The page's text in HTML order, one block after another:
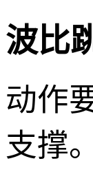
波比
动作
支撑